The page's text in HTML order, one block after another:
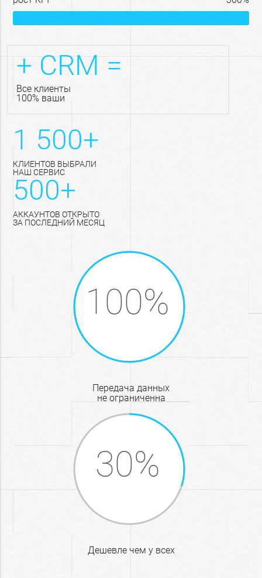
+ CRM =
все клиенты
100% ваши
1 500+
КЛИЕНТОВ ВЫБРАЛИ
НАШ СЕРВИС
500+
АККАУНТОВ ОТКРЫТО
ЗА ПОСЛЕДНИЙ МЕСЯЦ
передача данных
не ограниченна
дешевле чем у всех